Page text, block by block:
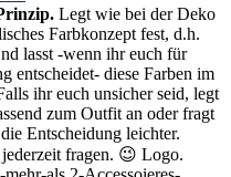
Legt wie bei der Deko
Farbkonzept fest, d.h.
lasst -wenn ihr euch für
entscheidet- diese Farben im
ihr euch unsicher seid, legt
zum Outfit an oder fragt
Entscheidung leichter.
fragen. 😉 Logo.